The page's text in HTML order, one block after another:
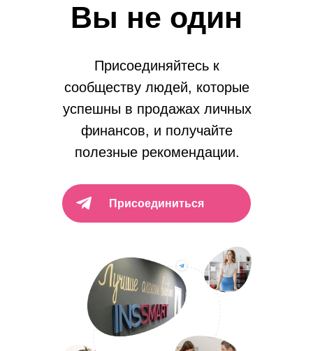
Вы не один
Присоединяйтесь к
сообществу людей, которые
успешны в продажах личных
финансов, и получайте
полезные рекомендации.
Присоединиться